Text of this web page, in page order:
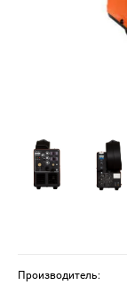
Производитель: